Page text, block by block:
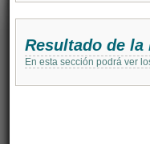
Resultado de la
En esta sección podrá ver